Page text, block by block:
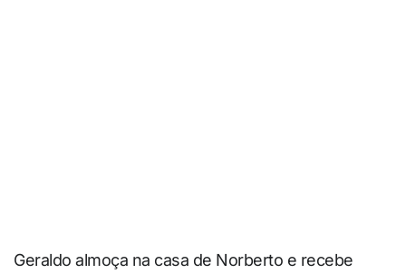
Geraldo almoça na casa de Norberto e recebe